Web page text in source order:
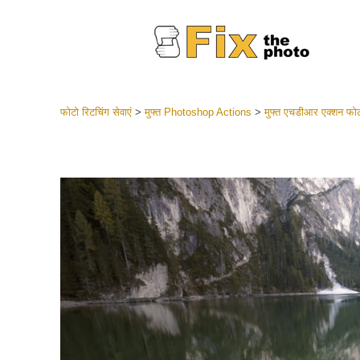
शादी
बेस्ट
मोबाइल
फोटो रिटचिंग सेवाएं>मुफ्त Photoshop Actions >मुफ्त एचडीआर एक्शन